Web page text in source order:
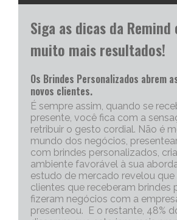
Siga as dicas da Remind
muito mais resultados!
Os Brindes Personalizados abrem
novos clientes.
É sempre assim, quando se
presente, você fica com a
retribuir o gesto cordial. Não é
mundo dos negócios,
com brindes personalizados,
ambiente favorável à sua
estudo de mercado revelou que
clientes que receberam brindes
fizeram negócios com a
presenteou. E o restante, 48%